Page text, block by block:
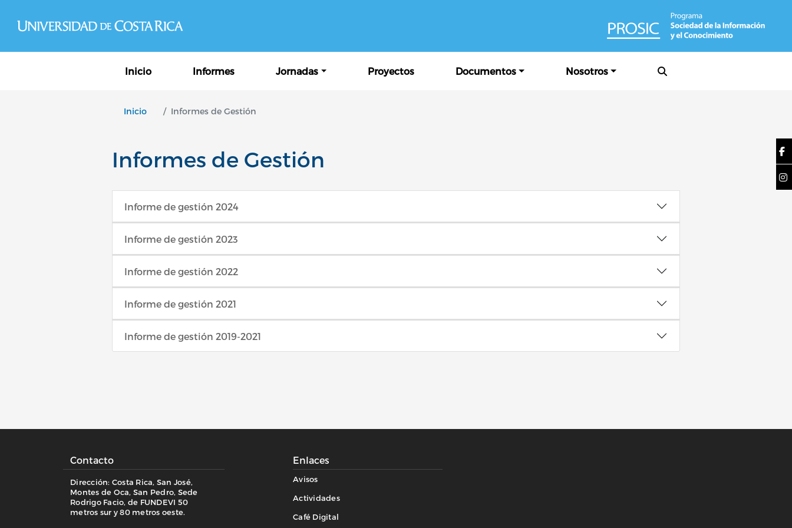
Navegación principal
Inicio Informes Jornadas Proyectos Documentos Nosotros
Inicio Informes de Gestión
Informes de Gestión
Informe de gestión 2024
Informe de gestión 2023
Informe de gestión 2022
Informe de gestión 2021
Informe de gestión 2019-2021
Contacto
Dirección: Costa Rica, San José,
Montes de Oca, San Pedro, Sede
Rodrigo Facio, de FUNDEVI 50
metros sur y 80 metros oeste.
Enlaces
Avisos
Actividades
Café Digital